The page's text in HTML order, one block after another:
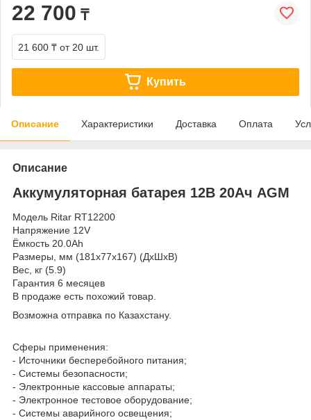
22 700 ₸
21 600 ₸ от 20 шт.
Купить
Описание Характеристики Доставка Оплата
Описание
Аккумуляторная батарея 12В 20Ач AGM
Модель Ritar RT12200
Напряжение 12V
Ёмкость 20.0Ah
Размеры, мм (181x77x167) (ДхШхВ)
Вес, кг (5.9)
Гарантия 6 месяцев
В продаже есть похожий товар.
Возможна отправка по Казахстану.
Сферы применения:
- Источники бесперебойного питания;
- Системы безопасности;
- Электронные кассовые аппараты;
- Электронное тестовое оборудование;
- Системы аварийного освещения;